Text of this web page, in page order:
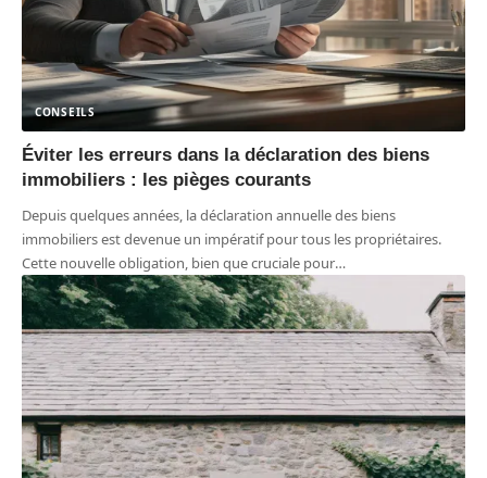
CONSEILS
Éviter les erreurs dans la déclaration des biens
immobiliers : les pièges courants
Depuis quelques années, la déclaration annuelle des biens
immobiliers est devenue un impératif pour tous les propriétaires.
Cette nouvelle obligation, bien que cruciale pour…